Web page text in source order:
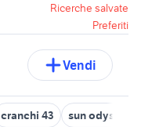
Ricerche salvate
Preferiti
Vendi
cranchi 43 sun odyssey 43